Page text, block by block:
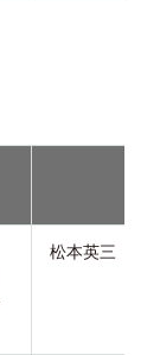
松本英三